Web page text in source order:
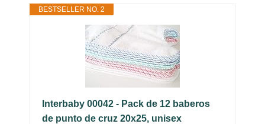
BESTSELLER NO. 2
Interbaby 00042 - Pack de 12 baberos
de punto de cruz 20x25, unisex